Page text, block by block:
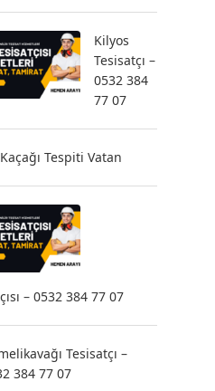
Kilyos
Tesisatçı –
0532 384
77 07
Tespiti Vatan
– 0532 384 77 07
Tesisatçı –
384 77 07